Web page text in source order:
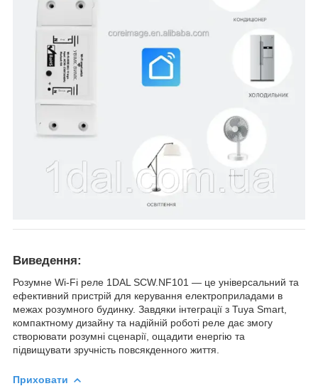
Виведення:
Розумне Wi-Fi реле 1DAL SCW.NF101 — це універсальний та
ефективний пристрій для керування електроприладами в
межах розумного будинку. Завдяки інтеграції з Tuya Smart,
компактному дизайну та надійній роботі реле дає змогу
створювати розумні сценарії, ощадити енергію та
підвищувати зручність повсякденного життя.
Приховати